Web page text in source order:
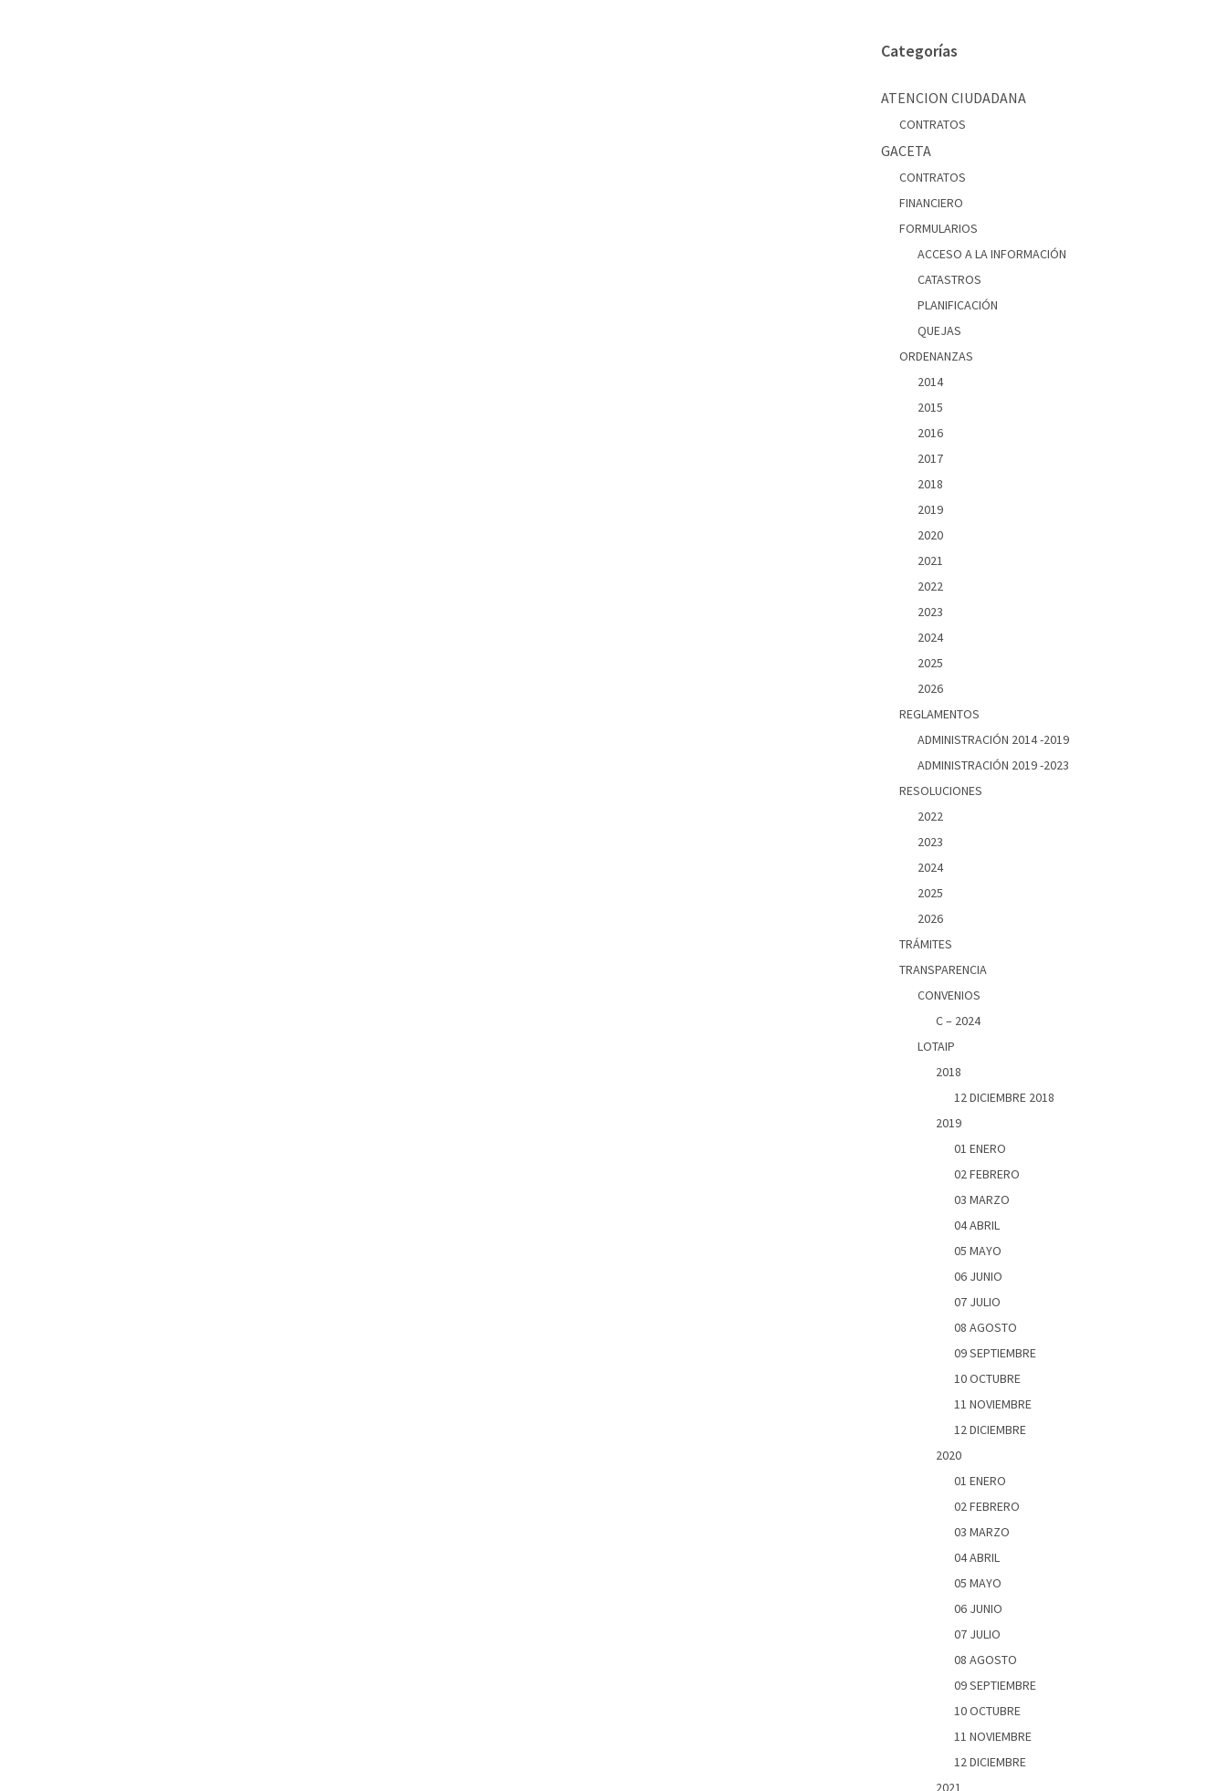
Categorías
ATENCION CIUDADANA
CONTRATOS
GACETA
CONTRATOS
FINANCIERO
FORMULARIOS
ACCESO A LA INFORMACIÓN
CATASTROS
PLANIFICACIÓN
QUEJAS
ORDENANZAS
2014
2015
2016
2017
2018
2019
2020
2021
2022
2023
2024
2025
2026
REGLAMENTOS
ADMINISTRACIÓN 2014 -2019
ADMINISTRACIÓN 2019 -2023
RESOLUCIONES
2022
2023
2024
2025
2026
TRÁMITES
TRANSPARENCIA
CONVENIOS
C – 2024
LOTAIP
2018
12 DICIEMBRE 2018
2019
01 ENERO
02 FEBRERO
03 MARZO
04 ABRIL
05 MAYO
06 JUNIO
07 JULIO
08 AGOSTO
09 SEPTIEMBRE
10 OCTUBRE
11 NOVIEMBRE
12 DICIEMBRE
2020
01 ENERO
02 FEBRERO
03 MARZO
04 ABRIL
05 MAYO
06 JUNIO
07 JULIO
08 AGOSTO
09 SEPTIEMBRE
10 OCTUBRE
11 NOVIEMBRE
12 DICIEMBRE
2021